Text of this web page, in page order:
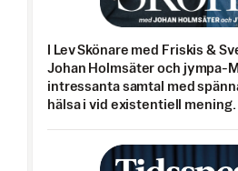
I Lev Skönare med Friskis &
Johan Holmsäter och jympa-
intressanta samtal med
hälsa i vid existentiell mening.